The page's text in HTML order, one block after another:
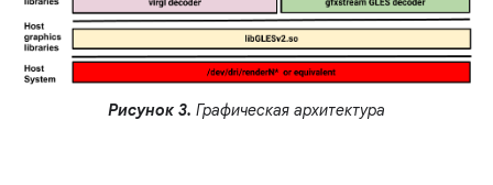
Рисунок 3. Графическая архитектура